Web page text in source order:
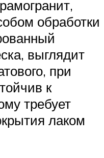
обработки
выглядит
при
к
требует
лаком